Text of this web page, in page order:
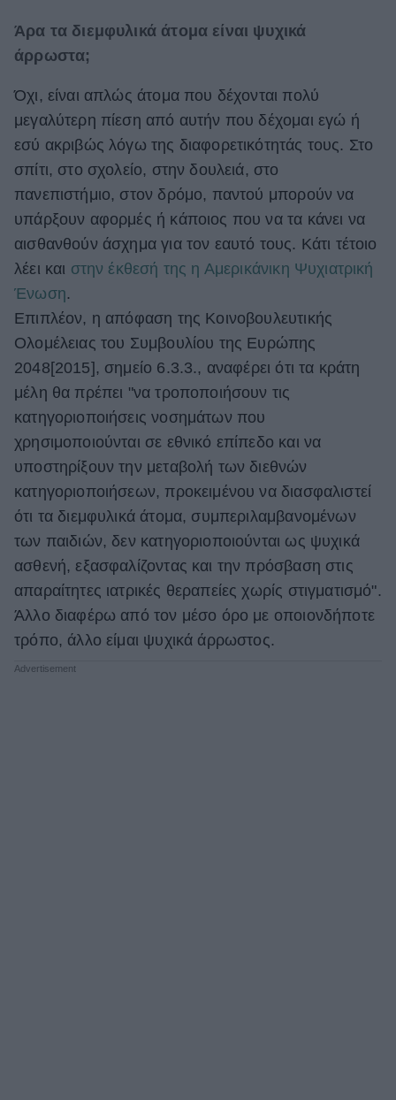
Άρα τα διεμφυλικά άτομα είναι ψυχικά
άρρωστα;
Όχι, είναι απλώς άτομα που δέχονται πολύ
μεγαλύτερη πίεση από αυτήν που δέχομαι εγώ ή
εσύ ακριβώς λόγω της διαφορετικότητάς τους. Στο
σπίτι, στο σχολείο, στην δουλειά, στο
πανεπιστήμιο, στον δρόμο, παντού μπορούν να
υπάρξουν αφορμές ή κάποιος που να τα κάνει να
αισθανθούν άσχημα για τον εαυτό τους. Κάτι τέτοιο
λέει και στην έκθεσή της η Αμερικάνικη Ψυχιατρική
Ένωση.
Επιπλέον, η απόφαση της Κοινοβουλευτικής
Ολομέλειας του Συμβουλίου της Ευρώπης
2048[2015], σημείο 6.3.3., αναφέρει ότι τα κράτη
μέλη θα πρέπει "να τροποποιήσουν τις
κατηγοριοποιήσεις νοσημάτων που
χρησιμοποιούνται σε εθνικό επίπεδο και να
υποστηρίξουν την μεταβολή των διεθνών
κατηγοριοποιήσεων, προκειμένου να διασφαλιστεί
ότι τα διεμφυλικά άτομα, συμπεριλαμβανομένων
των παιδιών, δεν κατηγοριοποιούνται ως ψυχικά
ασθενή, εξασφαλίζοντας και την πρόσβαση στις
απαραίτητες ιατρικές θεραπείες χωρίς στιγματισμό".
Άλλο διαφέρω από τον μέσο όρο με οποιονδήποτε
τρόπο, άλλο είμαι ψυχικά άρρωστος.